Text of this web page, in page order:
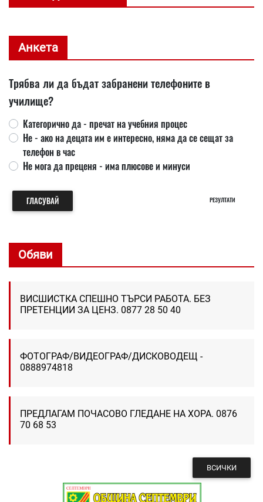
Анкета
Трябва ли да бъдат забранени телефоните в
училище?
Категорично да - пречат на учебния процес
Не - ако на децата им е интересно, няма да се сещат за
телефон в час
Не мога да преценя - има плюсове и минуси
ГЛАСУВАЙ РЕЗУЛТАТИ
Обяви
ВИСШИСТКА СПЕШНО ТЪРСИ РАБОТА. БЕЗ
ПРЕТЕНЦИИ ЗА ЦЕНЗ. 0877 28 50 40
ФОТОГРАФ/ВИДЕОГРАФ/ДИСКОВОДЕЩ -
0888974818
ПРЕДЛАГАМ ПОЧАСОВО ГЛЕДАНЕ НА ХОРА. 0876
70 68 53
ВСИЧКИ